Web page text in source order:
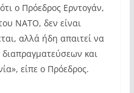
ο Πρόεδρος Ερντογάν,
ΝΑΤΟ, δεν είναι
αλλά ήδη απαιτεί να
και
είπε ο Πρόεδρος.